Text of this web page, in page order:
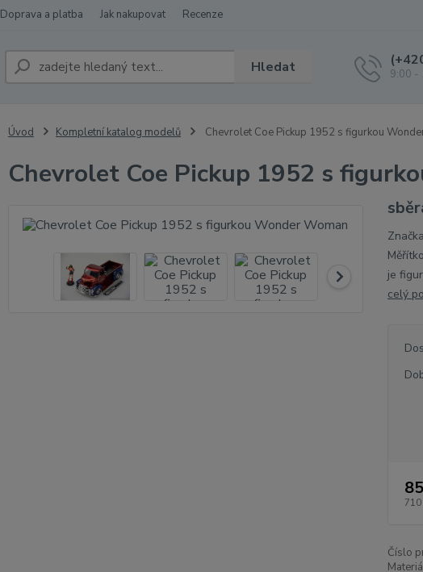
Doprava a platba Jak nakupovat Recenze
Hledat 9:00 -
Úvod Kompletní katalog modelů Chevrolet Coe Pickup 1952 s figurkou
Chevrolet Coe Pickup 1952 s
je
celý
710
Číslo